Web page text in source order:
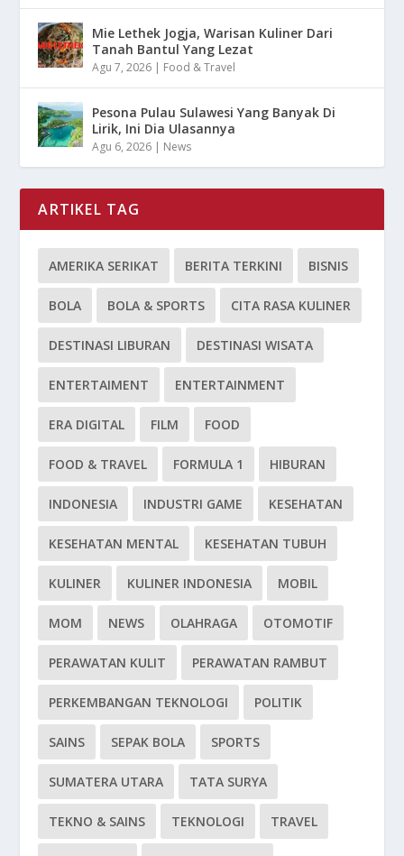
Mie Lethek Jogja, Warisan Kuliner Dari
Tanah Bantul Yang Lezat
Agu 7, 2026 Food & Travel
Pesona Pulau Sulawesi Yang Banyak Di
Lirik, Ini Dia Ulasannya
Agu 6, 2026 News
ARTIKEL TAG
AMERIKA SERIKAT BERITA TERKINI BISNIS
BOLA BOLA & SPORTS CITA RASA KULINER
DESTINASI LIBURAN DESTINASI WISATA
ENTERTAIMENT ENTERTAINMENT
ERA DIGITAL FILM FOOD
FOOD & TRAVEL FORMULA 1 HIBURAN
INDONESIA INDUSTRI GAME KESEHATAN
KESEHATAN MENTAL KESEHATAN TUBUH
KULINER KULINER INDONESIA MOBIL
MOM NEWS OLAHRAGA OTOMOTIF
PERAWATAN KULIT PERAWATAN RAMBUT
PERKEMBANGAN TEKNOLOGI POLITIK
SAINS SEPAK BOLA SPORTS
SUMATERA UTARA TATA SURYA
TEKNO & SAINS TEKNOLOGI TRAVEL